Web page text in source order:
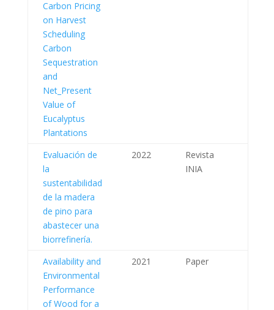
Carbon Pricing
on Harvest
Scheduling
Carbon
Sequestration
and
Net_Present
Value of
Eucalyptus
Plantations
Evaluación de
la
sustentabilidad
de la madera
de pino para
abastecer una
biorrefinería.
2022
Revista
INIA
Availability and
Environmental
Performance
of Wood for a
2021 Paper